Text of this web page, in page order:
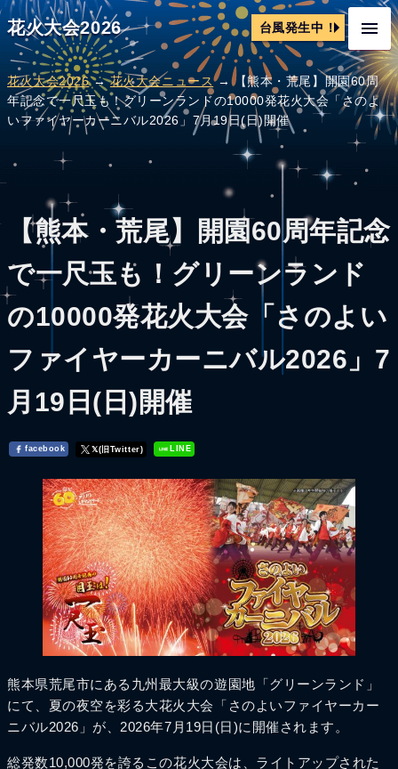
花火大会2026 台風発生中！
花火大会2026→花火大会ニュース→ 【熊本・荒尾】開園60周
年記念で一尺玉も！グリーンランドの10000発花火大会「さのよ
いファイヤーカーニバル2026」7月19日(日)開催
【熊本・荒尾】開園60周年記念
で一尺玉も！グリーンランド
の10000発花火大会「さのよい
ファイヤーカーニバル2026」7
月19日(日)開催
facebook 𝕏(旧Twitter) LINE
熊本県荒尾市にある九州最大級の遊園地「グリーンランド」
にて、夏の夜空を彩る大花火大会「さのよいファイヤーカー
ニバル2026」が、2026年7月19日(日)に開催されます。
総発数10,000発を誇るこの花火大会は、ライトアップされた